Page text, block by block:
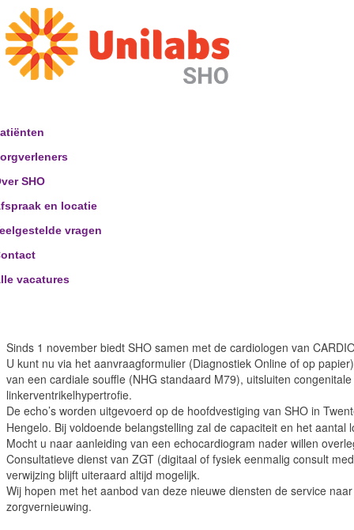
SHO
en locatie
vragen
vacatures
Sinds 1 november biedt SHO samen met de cardiologen van
U kunt nu via het aanvraagformulier (Diagnostiek Online of op
van een cardiale souffle (NHG standaard M79), uitsluiten
linkerventrikelhypertrofie.
De echo’s worden uitgevoerd op de hoofdvestiging van SHO in
Hengelo. Bij voldoende belangstelling zal de capaciteit en het
Mocht u naar aanleiding van een echocardiogram nader willen
Consultatieve dienst van ZGT (digitaal of fysiek eenmalig consult
verwijzing blijft uiteraard altijd mogelijk.
Wij hopen met het aanbod van deze nieuwe diensten de service
zorgvernieuwing.